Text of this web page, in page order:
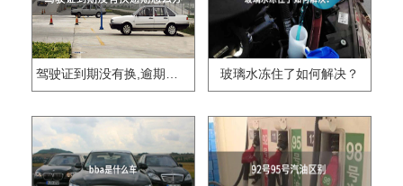
驾驶证到期没有换,逾期怎么办?? 玻璃水冻住了如何解决？